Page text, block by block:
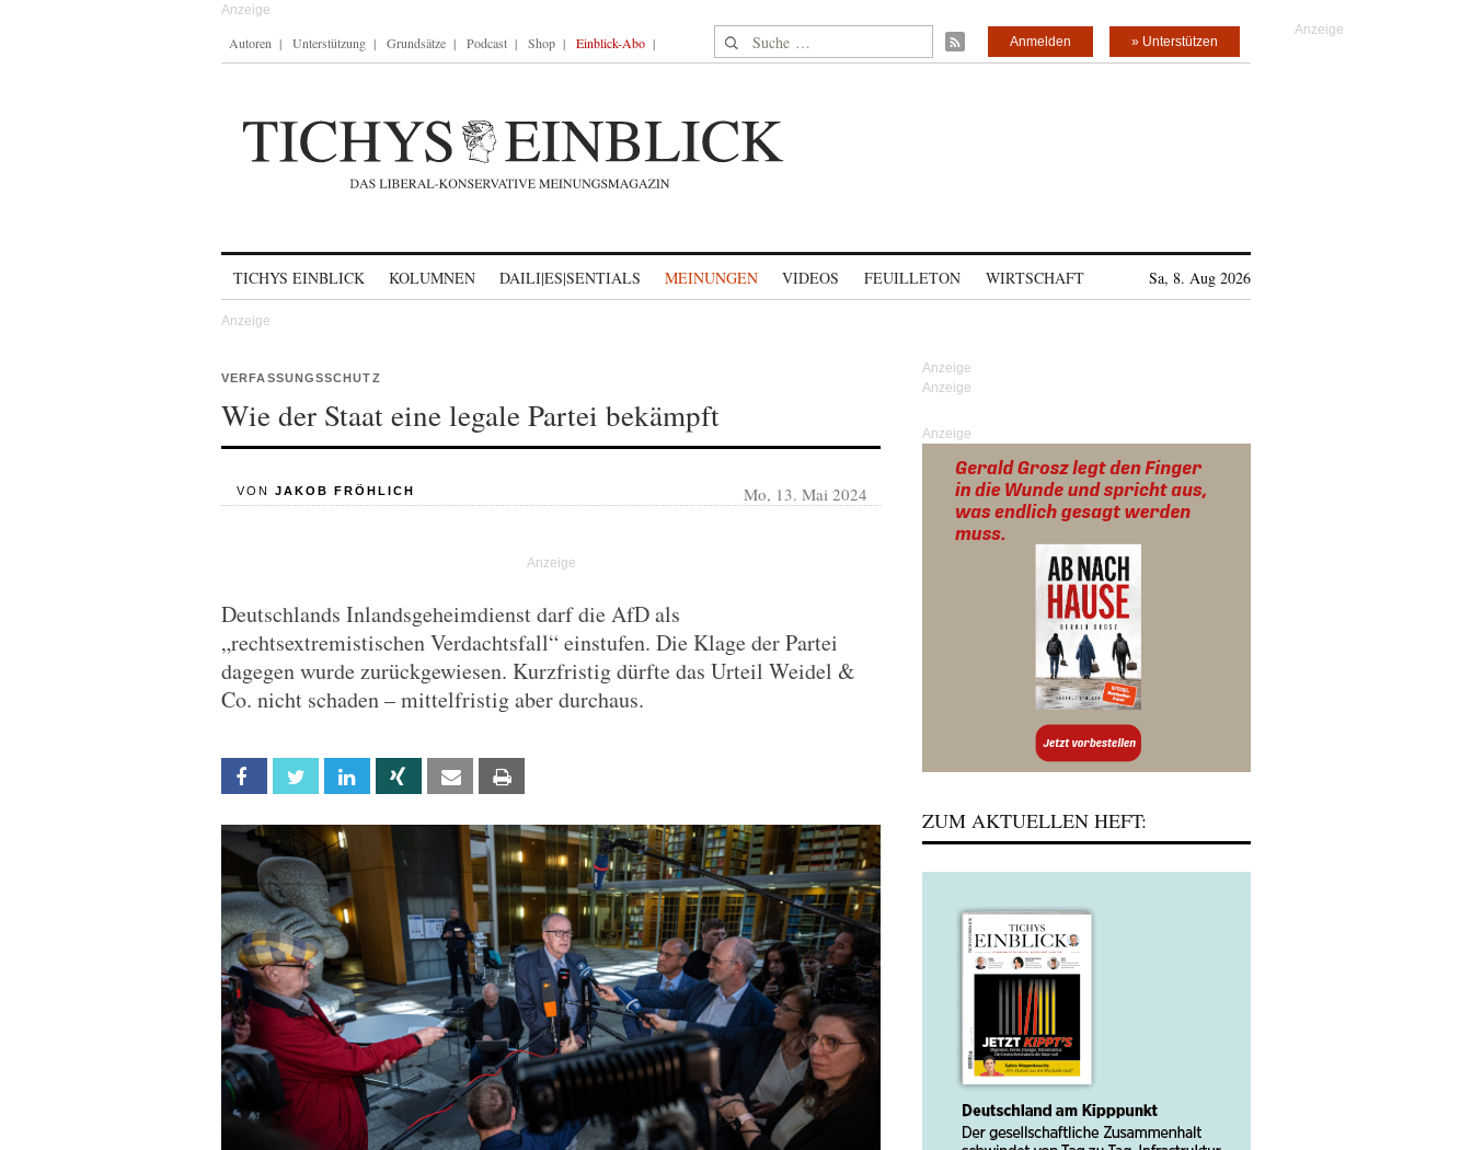
Autoren Unterstützung Grundsätze Podcast Shop Einblick-Abo Suche nach: » Unterstützen
Anmelden
TICHYS EINBLICK KOLUMNEN DAILI|ES|SENTIALS MEINUNGEN VIDEOS FEUILLETON WIRTSCHAFT Sa, 8. Aug 2026
VERFASSUNGSSCHUTZ
Wie der Staat eine legale Partei bekämpft
VON JAKOB FRÖHLICH Mo, 13. Mai 2024
Deutschlands Inlandsgeheimdienst darf die AfD als
„rechtsextremistischen Verdachtsfall“ einstufen. Die Klage der Partei
dagegen wurde zurückgewiesen. Kurzfristig dürfte das Urteil Weidel &
Co. nicht schaden – mittelfristig aber durchaus.
Facebook Twitter Linkedin Xing Email
Anzeige
ZUM AKTUELLEN HEFT: